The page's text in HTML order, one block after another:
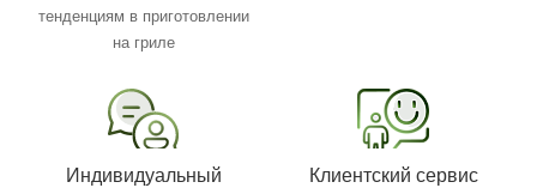
тенденциям в приготовлении
на гриле
Индивидуальный
Клиентский сервис